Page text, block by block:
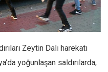
Zeytin Dalı harekatı
yoğunlaşan saldırılarda,